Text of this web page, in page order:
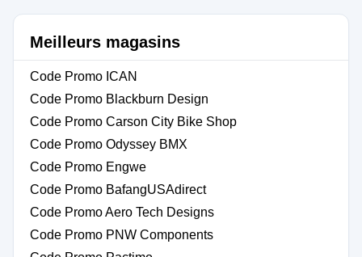
Meilleurs magasins
Code Promo ICAN
Code Promo Blackburn Design
Code Promo Carson City Bike Shop
Code Promo Odyssey BMX
Code Promo Engwe
Code Promo BafangUSAdirect
Code Promo Aero Tech Designs
Code Promo PNW Components